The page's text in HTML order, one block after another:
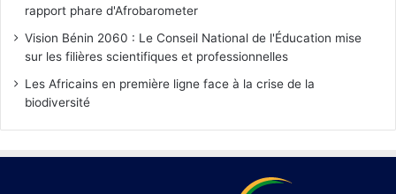
rapport phare d'Afrobarometer
Vision Bénin 2060 : Le Conseil National de l'Éducation mise
sur les filières scientifiques et professionnelles
Les Africains en première ligne face à la crise de la
biodiversité